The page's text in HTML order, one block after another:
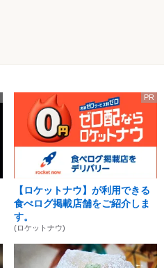
PR
【ロケットナウ】が利用できる
食べログ掲載店舗をご紹介しま
す。
(ロケットナウ)